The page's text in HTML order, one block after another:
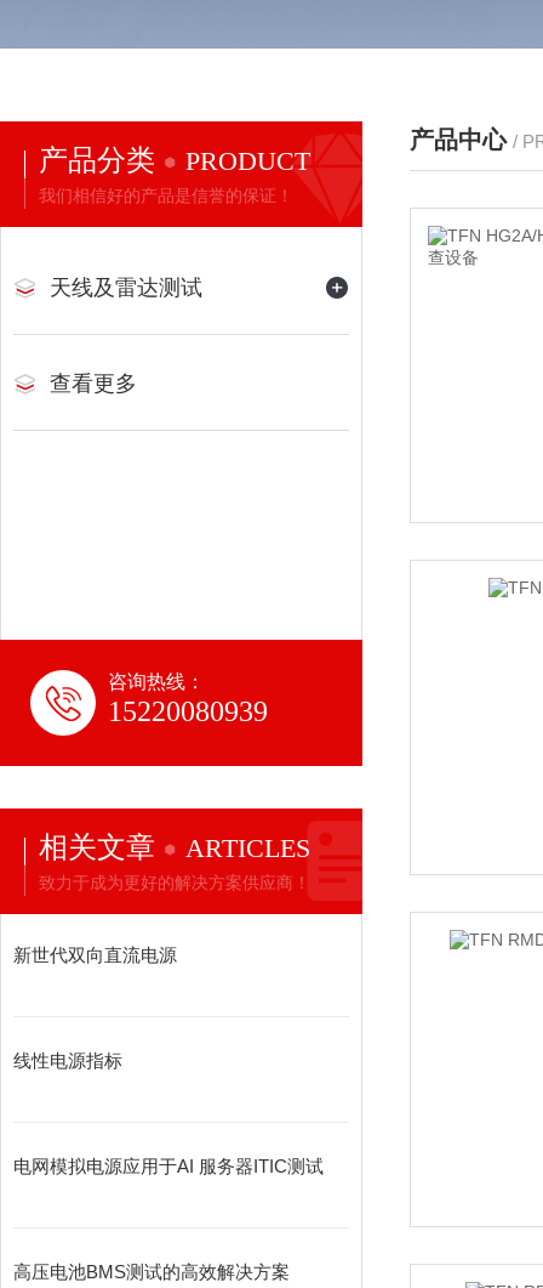
产品分类 PRODUCT
我们相信好的产品是信誉的保证！
天线及雷达测试
查看更多
咨询热线：
15220080939
相关文章 ARTICLES
致力于成为更好的解决方案供应商！
新世代双向直流电源
线性电源指标
电网模拟电源应用于AI 服务器ITIC测试
高压电池BMS测试的高效解决方案
产品中心 /